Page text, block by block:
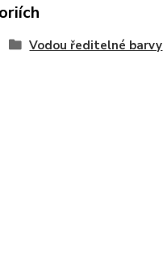
Vodou ředitelné barvy